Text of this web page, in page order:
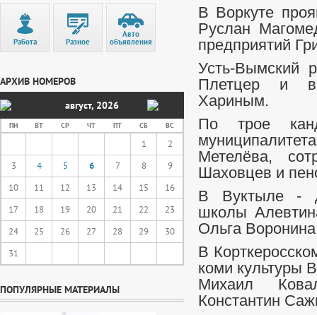
Работа Разное
Авто
объявления
АРХИВ НОМЕРОВ
август, 2026
ПН ВТ СР ЧТ ПТ СБ ВС
1
2
3
4 5 6 7 8
9
10
11 12 13 14 15
16
17
18 19 20 21 22
23
24
25 26 27 28 29
30
31
ПОПУЛЯРНЫЕ МАТЕРИАЛЫ
В Воркуте
Руслан
предприятий
Усть-Вымский
Плетцер и
Хариным.
По трое
Метелёва,
Шаховцев и
В Вуктыле -
школы
Ольга
В
коми культуры
Михаил
Константин